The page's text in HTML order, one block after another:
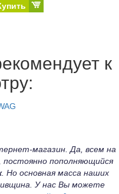
к
магазин. Да, всем на
пополняющийся
. Но основная масса наших
У нас Вы можете